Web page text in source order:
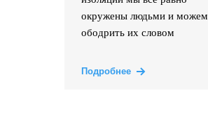
окружены людьми и можем
ободрить их словом
Подробнее